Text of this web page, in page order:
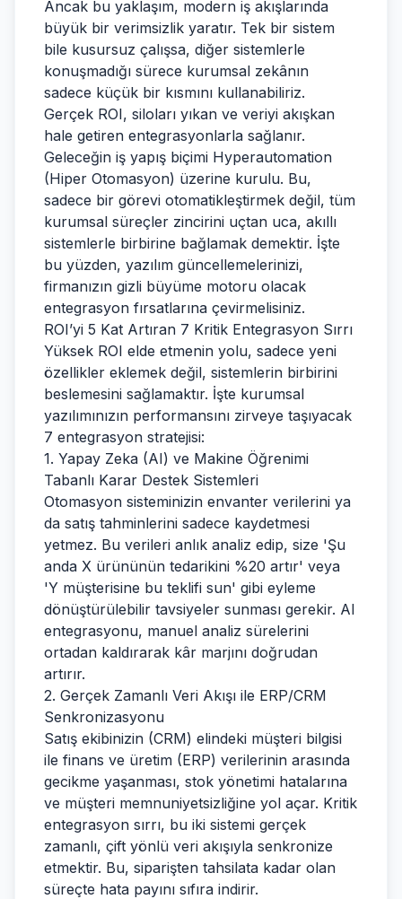
Ancak bu yaklaşım, modern iş akışlarında
büyük bir verimsizlik yaratır. Tek bir sistem
bile kusursuz çalışsa, diğer sistemlerle
konuşmadığı sürece kurumsal zekânın
sadece küçük bir kısmını kullanabiliriz.
Gerçek ROI, siloları yıkan ve veriyi akışkan
hale getiren entegrasyonlarla sağlanır.
Geleceğin iş yapış biçimi Hyperautomation
(Hiper Otomasyon) üzerine kurulu. Bu,
sadece bir görevi otomatikleştirmek değil, tüm
kurumsal süreçler zincirini uçtan uca, akıllı
sistemlerle birbirine bağlamak demektir. İşte
bu yüzden, yazılım güncellemelerinizi,
firmanızın gizli büyüme motoru olacak
entegrasyon fırsatlarına çevirmelisiniz.
ROI’yi 5 Kat Artıran 7 Kritik Entegrasyon Sırrı
Yüksek ROI elde etmenin yolu, sadece yeni
özellikler eklemek değil, sistemlerin birbirini
beslemesini sağlamaktır. İşte kurumsal
yazılımınızın performansını zirveye taşıyacak
7 entegrasyon stratejisi:
1. Yapay Zeka (AI) ve Makine Öğrenimi
Tabanlı Karar Destek Sistemleri
Otomasyon sisteminizin envanter verilerini ya
da satış tahminlerini sadece kaydetmesi
yetmez. Bu verileri anlık analiz edip, size 'Şu
anda X ürününün tedarikini %20 artır' veya
'Y müşterisine bu teklifi sun' gibi eyleme
dönüştürülebilir tavsiyeler sunması gerekir. AI
entegrasyonu, manuel analiz sürelerini
ortadan kaldırarak kâr marjını doğrudan
artırır.
2. Gerçek Zamanlı Veri Akışı ile ERP/CRM
Senkronizasyonu
Satış ekibinizin (CRM) elindeki müşteri bilgisi
ile finans ve üretim (ERP) verilerinin arasında
gecikme yaşanması, stok yönetimi hatalarına
ve müşteri memnuniyetsizliğine yol açar. Kritik
entegrasyon sırrı, bu iki sistemi gerçek
zamanlı, çift yönlü veri akışıyla senkronize
etmektir. Bu, siparişten tahsilata kadar olan
süreçte hata payını sıfıra indirir.